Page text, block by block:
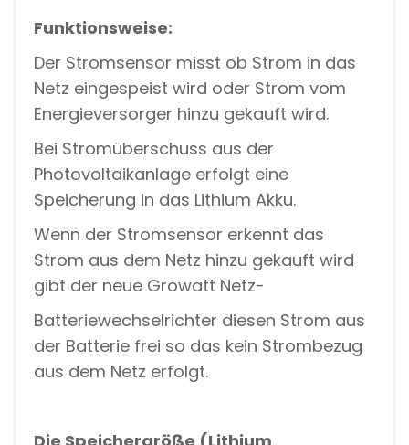
Funktionsweise:
Der Stromsensor misst ob Strom in das
Netz eingespeist wird oder Strom vom
Energieversorger hinzu gekauft wird.
Bei Stromüberschuss aus der
Photovoltaikanlage erfolgt eine
Speicherung in das Lithium Akku.
Wenn der Stromsensor erkennt das
Strom aus dem Netz hinzu gekauft wird
gibt der neue Growatt Netz-
Batteriewechselrichter diesen Strom aus
der Batterie frei so das kein Strombezug
aus dem Netz erfolgt.